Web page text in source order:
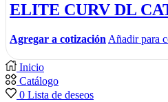
ELITE CURV DL
Agregar a cotización Añadir para
Inicio
Catálogo
0 Lista de deseos